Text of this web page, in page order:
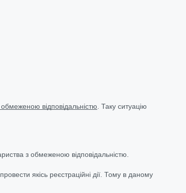
відповідальністю . Таку ситуацію
з обмеженою відповідальністю.
якісь реєстраційні дії. Тому в даному